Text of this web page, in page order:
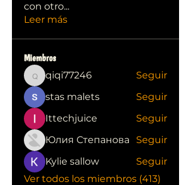
con otro...
Leer más
Miembros
qiqi77246
qiqi77246
Seguir
stas malets
Seguir
Ittechjuice
Seguir
Юлия Степанова
Seguir
Kylie sallow
Seguir
Ver todos los miembros (413)